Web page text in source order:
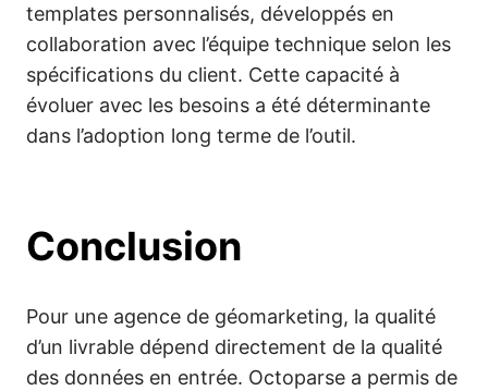
templates personnalisés, développés en
collaboration avec l’équipe technique selon les
spécifications du client. Cette capacité à
évoluer avec les besoins a été déterminante
dans l’adoption long terme de l’outil.
Conclusion
Pour une agence de géomarketing, la qualité
d’un livrable dépend directement de la qualité
des données en entrée. Octoparse a permis de